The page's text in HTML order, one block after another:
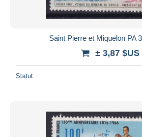
Saint Pierre et Miquelon PA
± 3,87 $US
Statut